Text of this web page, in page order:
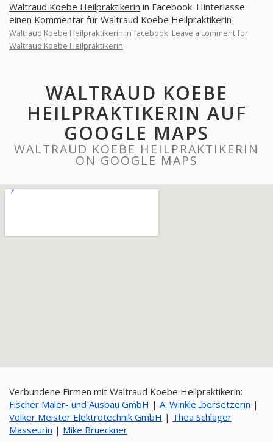
Waltraud Koebe Heilpraktikerin in Facebook. Hinterlasse
einen Kommentar für Waltraud Koebe Heilpraktikerin
Waltraud Koebe Heilpraktikerin in facebook. Leave a comment for
Waltraud Koebe Heilpraktikerin
WALTRAUD KOEBE
HEILPRAKTIKERIN AUF
GOOGLE MAPS
WALTRAUD KOEBE HEILPRAKTIKERIN
ON GOOGLE MAPS
Verbundene Firmen mit Waltraud Koebe Heilpraktikerin:
Fischer Maler- und Ausbau GmbH | A. Winkle ـbersetzerin |
Volker Meister Elektrotechnik GmbH | Thea Schlager
Masseurin | Mike Brueckner